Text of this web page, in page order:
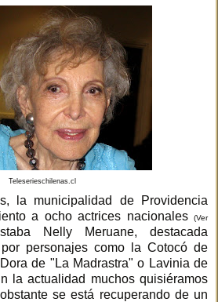
Teleserieschilenas.cl
la municipalidad de Providencia
a ocho actrices nacionales
(Ver
Nelly Meruane, destacada
personajes como la Cotocó de
de "La Madrastra" o Lavinia de
la actualidad muchos quisiéramos
se está recuperando de un